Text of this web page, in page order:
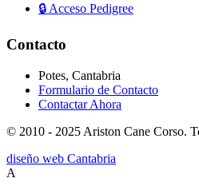
🔒 Acceso Pedigree
Contacto
Potes, Cantabria
Formulario de Contacto
Contactar Ahora
© 2010 - 2025 Ariston Cane Corso.
diseño web Cantabria
A